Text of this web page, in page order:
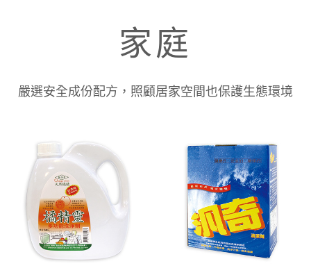
家庭
嚴選安全成份配方，照顧居家空間也保護生態環境